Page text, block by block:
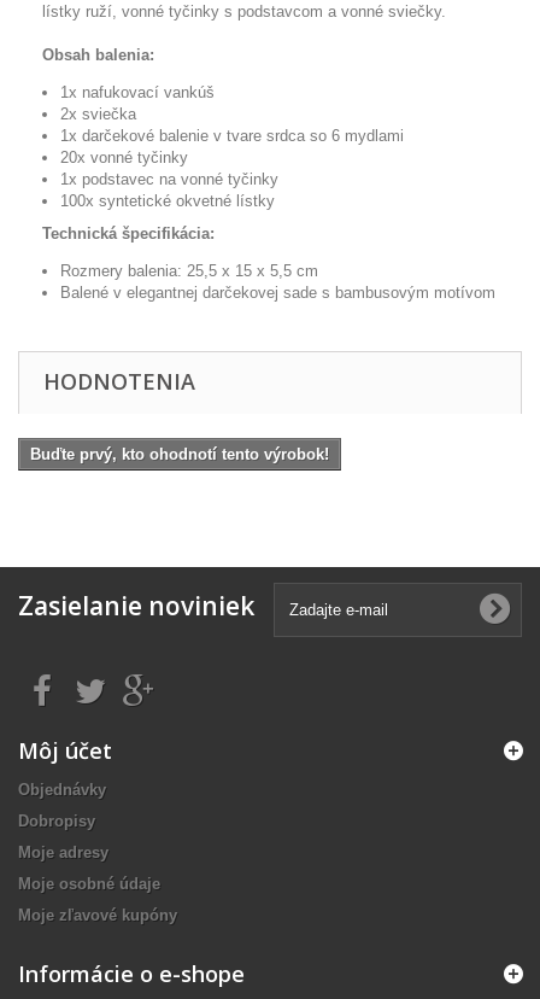
lístky ruží vonné tyčinky s podstavcom a vonné sviečky.
Obsah balenia:
1x nafukovací vankúš
2x sviečka
1x darčekové balenie v tvare srdca so 6 mydlami
20x vonné tyčinky
1x podstavec na vonné tyčinky
100x syntetické okvetné lístky
Technická špecifikácia:
Rozmery balenia: 25,5 x 15 x 5,5 cm
Balené v elegantnej darčekovej sade s bambusovým motívom
HODNOTENIA
Buďte prvý, kto ohodnotí tento výrobok!
Zasielanie noviniek
Môj účet
Objednávky
Dobropisy
Moje adresy
Moje osobné údaje
Moje zľavové kupóny
Informácie o e-shope